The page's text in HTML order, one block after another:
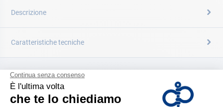
Descrizione
Caratteristiche tecniche
CATALOGARE